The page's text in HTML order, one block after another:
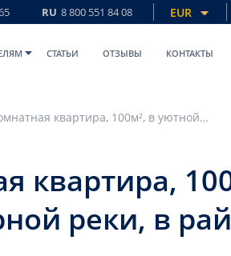
RU 8 800 551 84 08 EUR
СТАТЬИ ОТЗЫВЫ КОНТАКТЫ
Меблированная трехкомнатная квартира, 100м², в уютной резиденции у набережной горной реки, в районе Тосмур, Алания
квартира,
реки, в